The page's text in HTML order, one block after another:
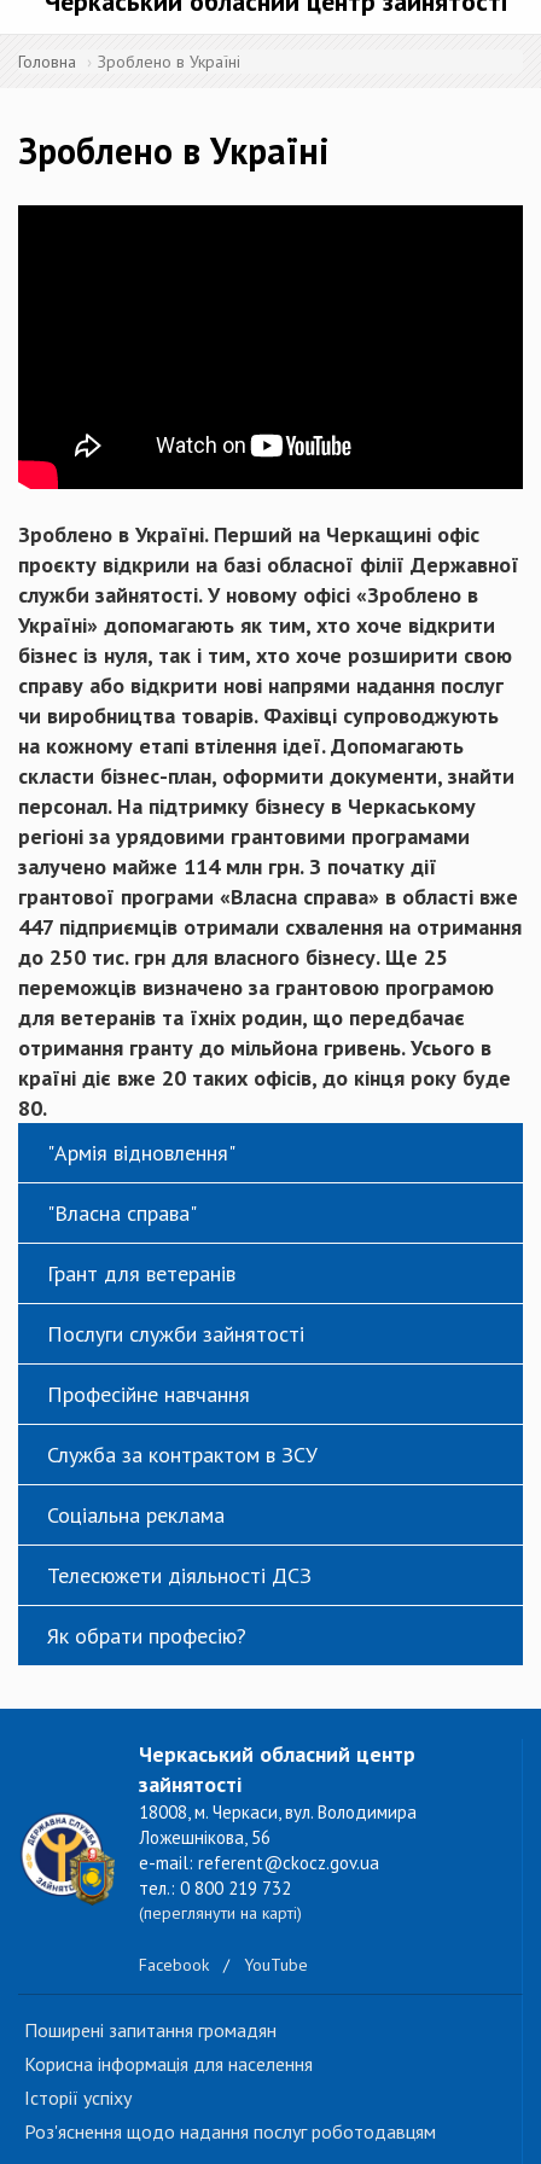
Головна Зроблено в Україні
Зроблено в Україні
Зроблено в Україні. Перший на Черкащині офіс
проєкту відкрили на базі обласної філії Державної
служби зайнятості. У новому офісі «Зроблено в
Україні» допомагають як тим, хто хоче відкрити
бізнес із нуля, так і тим, хто хоче розширити свою
справу або відкрити нові напрями надання послуг
чи виробництва товарів. Фахівці супроводжують
на кожному етапі втілення ідеї. Допомагають
скласти бізнес-план, оформити документи, знайти
персонал. На підтримку бізнесу в Черкаському
регіоні за урядовими грантовими програмами
залучено майже 114 млн грн. З початку дії
грантової програми «Власна справа» в області вже
447 підприємців отримали схвалення на отримання
до 250 тис. грн для власного бізнесу. Ще 25
переможців визначено за грантовою програмою
для ветеранів та їхніх родин, що передбачає
отримання гранту до мільйона гривень. Усього в
країні діє вже 20 таких офісів, до кінця року буде
80.
"Армія відновлення"
"Власна справа"
Грант для ветеранів
Послуги служби зайнятості
Професійне навчання
Служба за контрактом в ЗСУ
Соціальна реклама
Телесюжети діяльності ДСЗ
Як обрати професію?
Черкаський обласний центр
зайнятості
18008, м. Черкаси, вул. Володимира
Ложешнікова, 56
e-mail: referent@ckocz.gov.ua
тел.: 0 800 219 732
(переглянути на карті)
Facebook / YouTube
Поширені запитання громадян
Корисна інформація для населення
Історії успіху
Роз'яснення щодо надання послуг роботодавцям